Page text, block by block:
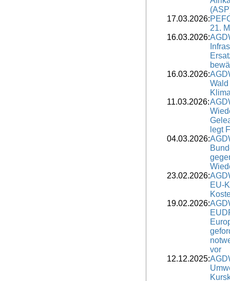
17.03.2026:
21.
16.03.2026:
16.03.2026:
11.03.2026:
legt
04.03.2026:
23.02.2026:
EU-
19.02.2026:
vor
12.12.2025: